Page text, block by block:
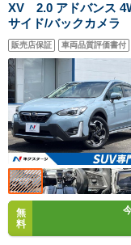
XV 2.0 アドバンス
サイド/バックカメラ
ー/メモリー付きパワ
ー デュアルエアコン
ト B
販売店保証 車両品質評価書付
無
料